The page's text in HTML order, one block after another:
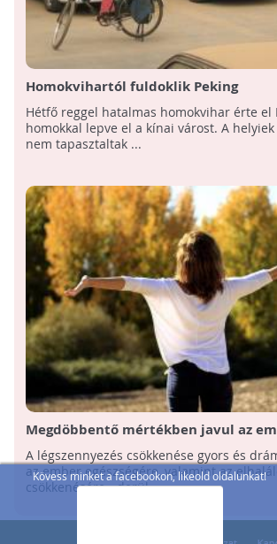
Kövess minket a facebookon, likeold oldalunkat!
Homokvihartól fuldoklik Peking
Hétfő reggel hatalmas homokvihar érte el
homokkal lepve el a kínai várost. A
nem tapasztaltak ...
Megdöbbentő mértékben javul az
egészsége a légszennyezés
A légszennyezés csökkenése gyors és
az ember egészségére, valamint az
csökkenésére - derül ...